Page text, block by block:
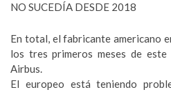
NO SUCEDÍA DESDE 2018
En total, el fabricante americano
los tres primeros meses de
Airbus.
El europeo está teniendo